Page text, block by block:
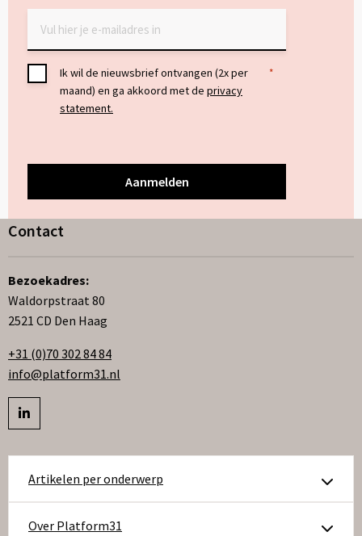
Toestemming
Ik wil de nieuwsbrief ontvangen (2x per
maand) en ga akkoord met de privacy
statement.
*
Artikelen per onderwerp
Over Platform31
Contact
Bezoekadres:
Waldorpstraat 80
2521 CD Den Haag
+31 (0)70 302 84 84
info@platform31.nl
Bezoek
op
linkedIn